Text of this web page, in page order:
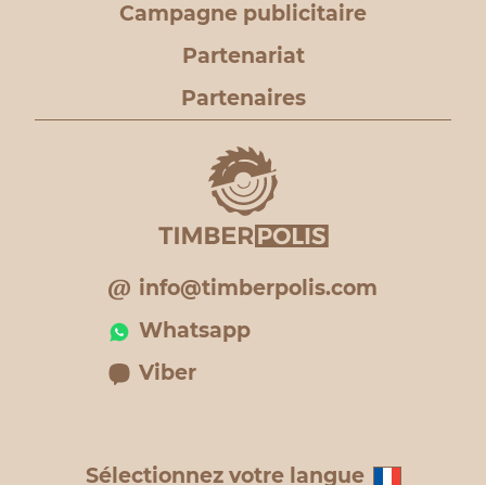
Campagne publicitaire
Partenariat
Partenaires
info@timberpolis.com
Whatsapp
Viber
Sélectionnez votre langue